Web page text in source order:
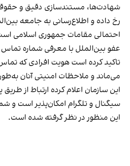
شهادت‌ها، مستندسازی دقیق و
رخ داده و اطلاع‌رسانی به جامعه
احتمالی مقامات جمهوری اسلامی
تاکید کرده است هویت افرادی که
می‌ماند و ملاحظات امنیتی آنان
این سازمان اعلام کرده ارتباط از
سیگنال و تلگرام امکان‌پذیر است و
این منظور در نظر گرفته شده است.